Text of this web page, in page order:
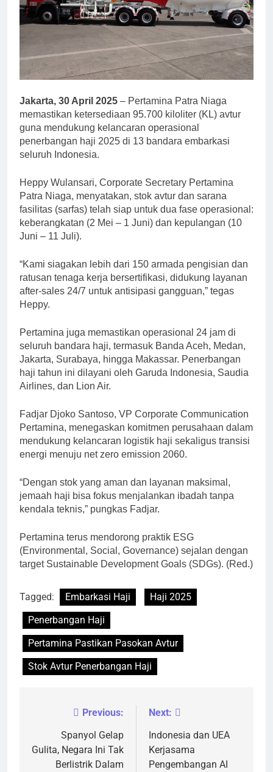
Jakarta, 30 April 2025 – Pertamina Patra Niaga
memastikan ketersediaan 95.700 kiloliter (KL) avtur
guna mendukung kelancaran operasional
penerbangan haji 2025 di 13 bandara embarkasi
seluruh Indonesia.
Heppy Wulansari, Corporate Secretary Pertamina
Patra Niaga, menyatakan, stok avtur dan sarana
fasilitas (sarfas) telah siap untuk dua fase operasional:
keberangkatan (2 Mei – 1 Juni) dan kepulangan (10
Juni – 11 Juli).
“Kami siagakan lebih dari 150 armada pengisian dan
ratusan tenaga kerja bersertifikasi, didukung layanan
after-sales 24/7 untuk antisipasi gangguan,” tegas
Heppy.
Pertamina juga memastikan operasional 24 jam di
seluruh bandara haji, termasuk Banda Aceh, Medan,
Jakarta, Surabaya, hingga Makassar. Penerbangan
haji tahun ini dilayani oleh Garuda Indonesia, Saudia
Airlines, dan Lion Air.
Fadjar Djoko Santoso, VP Corporate Communication
Pertamina, menegaskan komitmen perusahaan dalam
mendukung kelancaran logistik haji sekaligus transisi
energi menuju net zero emission 2060.
“Dengan stok yang aman dan layanan maksimal,
jemaah haji bisa fokus menjalankan ibadah tanpa
kendala teknis,” pungkas Fadjar.
Pertamina terus mendorong praktik ESG
(Environmental, Social, Governance) sejalan dengan
target Sustainable Development Goals (SDGs). (Red.)
Tagged: Embarkasi Haji
Haji 2025
Penerbangan Haji
Pertamina Pastikan Pasokan Avtur
Stok Avtur Penerbangan Haji
NavigasiPrevious:
Spanyol Gelap
Gulita, Negara Ini Tak
Berlistrik Dalam
Next:
Indonesia dan UEA
Kerjasama
Pengembangan AI